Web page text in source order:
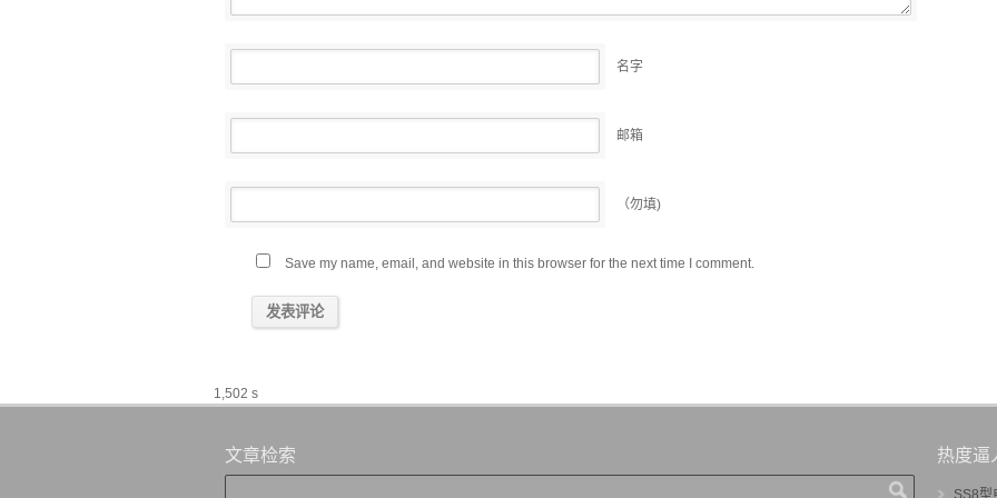
名字
邮箱
（勿填)
Save my name, email, and website in this browser for the next time I comment.
1,502 s
文章检索 热度逼
SS8型